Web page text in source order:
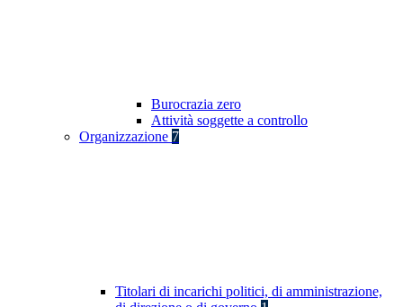
Burocrazia zero
Attività soggette a controllo
Organizzazione 7
Titolari di incarichi politici, di amministrazione,